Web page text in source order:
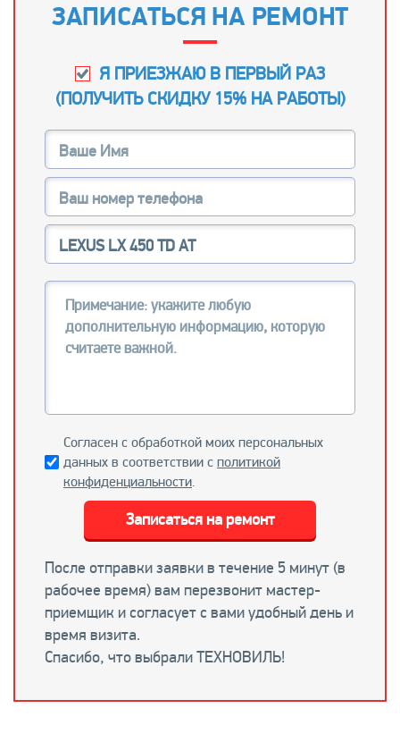
ЗАПИСАТЬСЯ НА РЕМОНТ
Я ПРИЕЗЖАЮ В ПЕРВЫЙ РАЗ
(ПОЛУЧИТЬ СКИДКУ 15% НА РАБОТЫ)
Согласен с обработкой моих персональных
данных в соответствии с политикой
конфиденциальности.
После отправки заявки в течение 5 минут (в
рабочее время) вам перезвонит мастер-
приемщик и согласует с вами удобный день и
время визита.
Спасибо, что выбрали ТЕХНОВИЛЬ!
Записаться на ремонт